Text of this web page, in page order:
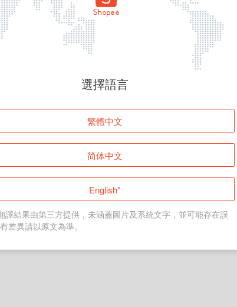
頁面無法顯示
登入
返回首頁
選擇語言
繁體中文
简体中文
English*
譯結果由第三方提供，未涵蓋圖片及系統文字，並可能存在誤
差異請以原文為準。